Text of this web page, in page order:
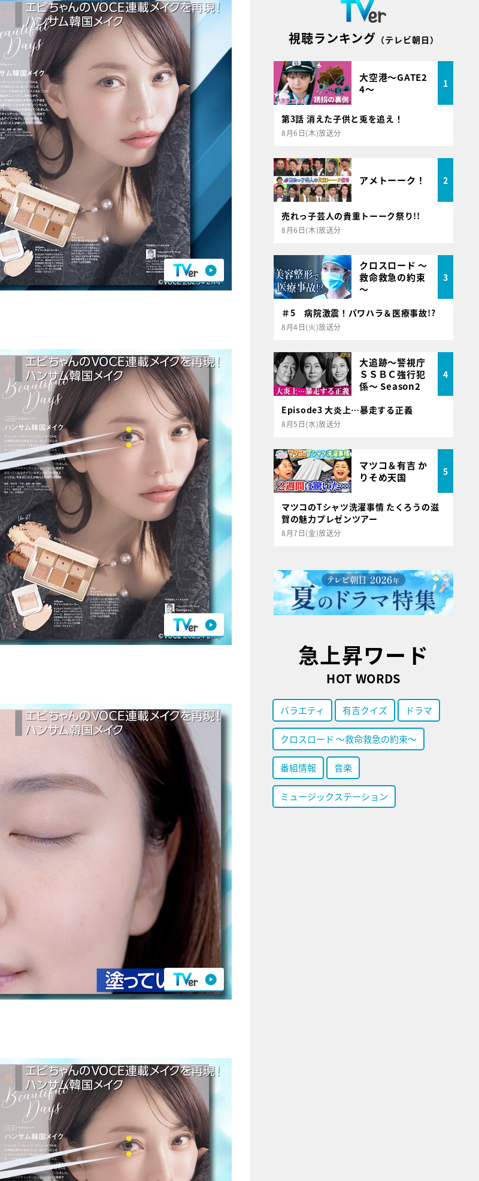
視聴ランキング （テレビ朝日）
大空港～GATE2
4～
1
第3話 消えた子供と兎を追え！
8月6日(木)放送分
アメトーーク！ 2
売れっ子芸人の貴重トーーク祭り!!
8月6日(木)放送分
クロスロード ～
救命救急の約束
～
3
＃5 病院激震！パワハラ＆医療事故!?
8月4日(火)放送分
大追跡～警視庁
ＳＳＢＣ強行犯
係～ Season2
4
Episode3 大炎上…暴走する正義
8月5日(水)放送分
マツコ＆有吉 か
りそめ天国
5
マツコのTシャツ洗濯事情 たくろうの滋
賀の魅力プレゼンツアー
8月7日(金)放送分
急上昇ワード
HOT WORDS
バラエティ 有吉クイズ ドラマ
クロスロード ～救命救急の約束～
番組情報 音楽
ミュージックステーション